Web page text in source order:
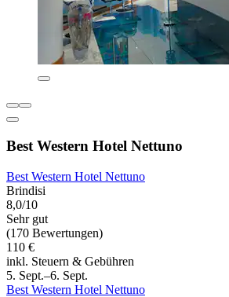
Best Western Hotel Nettuno
Best Western Hotel Nettuno
Brindisi
8,0/10
Sehr gut
(170 Bewertungen)
110 €
inkl. Steuern & Gebühren
5. Sept.–6. Sept.
Best Western Hotel Nettuno